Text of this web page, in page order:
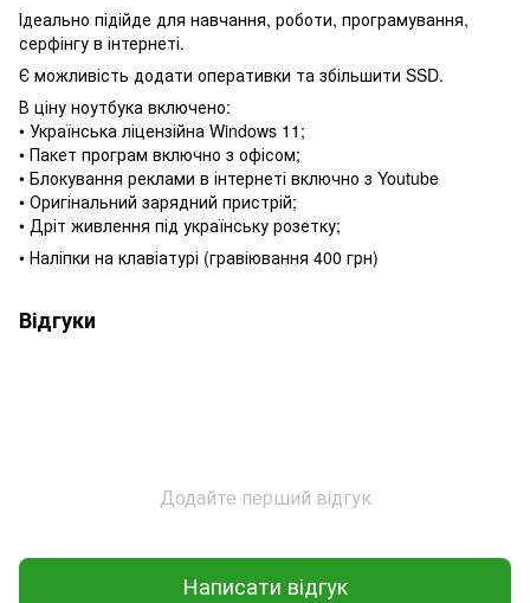
Ідеально підійде для навчання, роботи, програмування,
серфінгу в інтернеті.
Є можливість додати оперативки та збільшити SSD.
В ціну ноутбука включено:
• Українська ліцензійна Windows 11;
• Пакет програм включно з офісом;
• Блокування реклами в інтернеті включно з Youtube
• Оригінальний зарядний пристрій;
• Дріт живлення під українську розетку;
• Наліпки на клавіатурі (гравіювання 400 грн)
Відгуки
Додайте перший відгук
Написати відгук